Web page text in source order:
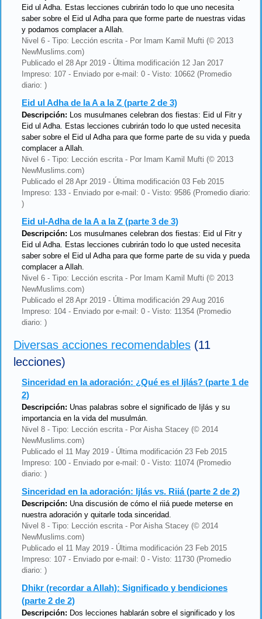
Eid ul Adha. Estas lecciones cubrirán todo lo que uno necesita
saber sobre el Eid ul Adha para que forme parte de nuestras vidas
y podamos complacer a Allah.
Nivel 6 - Tipo: Lección escrita - Por Imam Kamil Mufti (© 2013
NewMuslims.com)
Publicado el 28 Apr 2019 - Última modificación 12 Jan 2017
Impreso: 107 - Enviado por e-mail: 0 - Visto: 10662 (Promedio
diario: )
Eid ul Adha de la A a la Z (parte 2 de 3)
Descripción: Los musulmanes celebran dos fiestas: Eid ul Fitr y
Eid ul Adha. Estas lecciones cubrirán todo lo que usted necesita
saber sobre el Eid ul Adha para que forme parte de su vida y pueda
complacer a Allah.
Nivel 6 - Tipo: Lección escrita - Por Imam Kamil Mufti (© 2013
NewMuslims.com)
Publicado el 28 Apr 2019 - Última modificación 03 Feb 2015
Impreso: 133 - Enviado por e-mail: 0 - Visto: 9586 (Promedio diario:
)
Eid ul-Adha de la A a la Z (parte 3 de 3)
Descripción: Los musulmanes celebran dos fiestas: Eid ul Fitr y
Eid ul Adha. Estas lecciones cubrirán todo lo que usted necesita
saber sobre el Eid ul Adha para que forme parte de su vida y pueda
complacer a Allah.
Nivel 6 - Tipo: Lección escrita - Por Imam Kamil Mufti (© 2013
NewMuslims.com)
Publicado el 28 Apr 2019 - Última modificación 29 Aug 2016
Impreso: 104 - Enviado por e-mail: 0 - Visto: 11354 (Promedio
diario: )
Diversas acciones recomendables (11
lecciones)
Sinceridad en la adoración: ¿Qué es el Ijlás? (parte 1 de
2)
Descripción: Unas palabras sobre el significado de Ijlás y su
importancia en la vida del musulmán.
Nivel 8 - Tipo: Lección escrita - Por Aisha Stacey (© 2014
NewMuslims.com)
Publicado el 11 May 2019 - Última modificación 23 Feb 2015
Impreso: 100 - Enviado por e-mail: 0 - Visto: 11074 (Promedio
diario: )
Sinceridad en la adoración: Ijlás vs. Riiá (parte 2 de 2)
Descripción: Una discusión de cómo el riiá puede meterse en
nuestra adoración y quitarle toda sinceridad.
Nivel 8 - Tipo: Lección escrita - Por Aisha Stacey (© 2014
NewMuslims.com)
Publicado el 11 May 2019 - Última modificación 23 Feb 2015
Impreso: 107 - Enviado por e-mail: 0 - Visto: 11730 (Promedio
diario: )
Dhikr (recordar a Allah): Significado y bendiciones
(parte 2 de 2)
Descripción: Dos lecciones hablarán sobre el significado y los